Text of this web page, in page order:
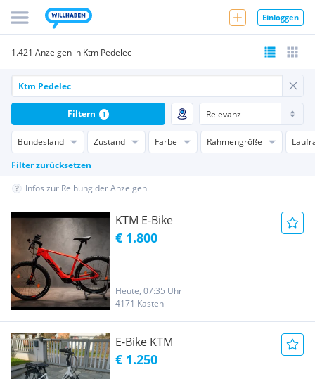
Einloggen
1.421 Anzeigen in Ktm Pedelec
Bundesland Zustand Farbe Rahmengröße
Filter zurücksetzen
Filtern 1
Infos zur Reihung der Anzeigen
KTM E-Bike
€ 1.800
Heute, 07:35 Uhr
4171 Kasten
E-Bike KTM
€ 1.250